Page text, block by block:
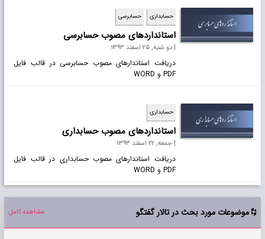
حسابداری حسابرسی
استانداردهای مصوب حسابرسی
| دو شنبه, 25 اسفند 1393
دریافت استاندارهای مصوب حسابرسی در قالب فایل
PDF و WORD
حسابداری
استانداردهای مصوب حسابداری
| جمعه, 22 اسفند 1393
دریافت استاندارهای مصوب حسابداری در قالب فایل
PDF و WORD
موضوعات مورد بحث در تالار گفتگو مشاهده کامل